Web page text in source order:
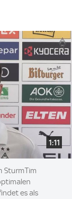
1:11
SturmTim
es als